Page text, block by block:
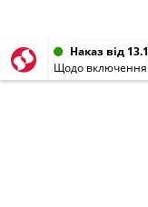
Наказ від
Щодо включення